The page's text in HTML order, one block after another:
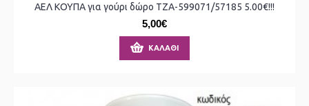
ΑΕΛ ΚΟΥΠΑ για γούρι δώρο ΤΖΑ-599071/57185 5.00€!!!
5,00€
ΚΑΛΆΘΙ